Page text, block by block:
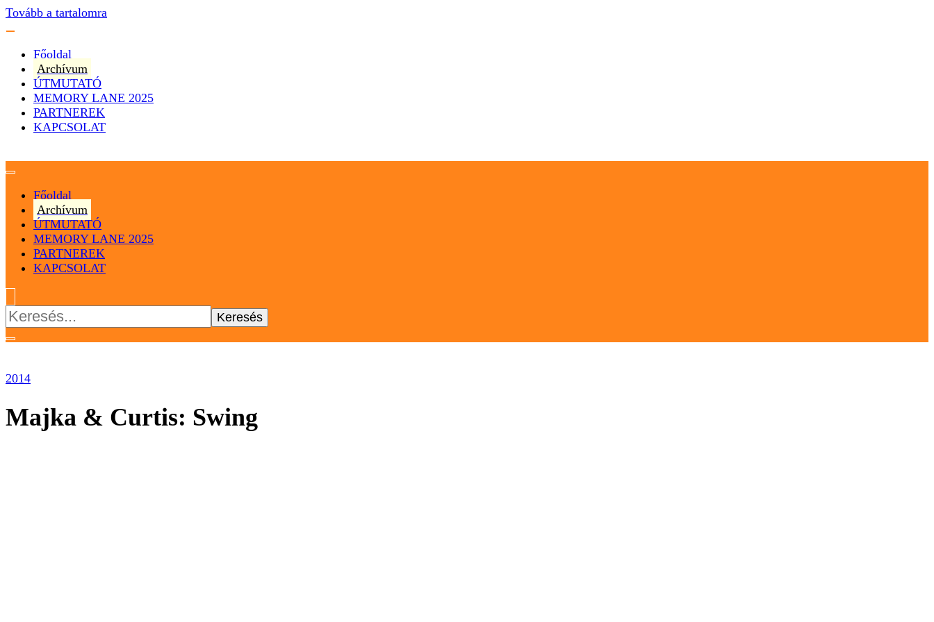
Tovább a tartalomra
Főoldal
Archívum
ÚTMUTATÓ
MEMORY LANE 2025
PARTNEREK
KAPCSOLAT
Magyar Hip Hop Archívum
Magyarország
Főoldal
Archívum
ÚTMUTATÓ
MEMORY LANE 2025
PARTNEREK
KAPCSOLAT
Keresés:
2014
Majka & Curtis: Swing